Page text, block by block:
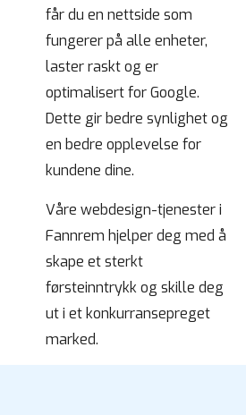
får du en nettside som
fungerer på alle enheter,
laster raskt og er
optimalisert for Google.
Dette gir bedre synlighet og
en bedre opplevelse for
kundene dine.
Våre webdesign-tjenester i
Fannrem hjelper deg med å
skape et sterkt
førsteinntrykk og skille deg
ut i et konkurransepreget
marked.